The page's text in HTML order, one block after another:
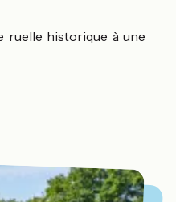
ruelle historique à une